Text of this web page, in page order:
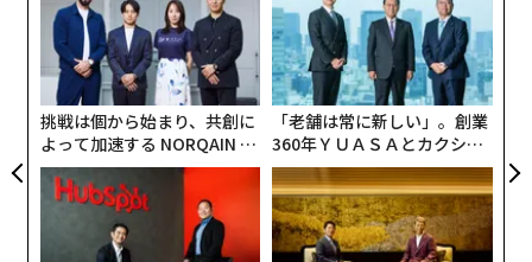
挑戦は個から始まり、共創に
よって加速する NORQAIN JA
PAN 特別座談会
「老舗は常に新しい」。創業
360年ＹＵＡＳＡとカクシン
CEO田尻望が語る、AIを超え
る人の価値